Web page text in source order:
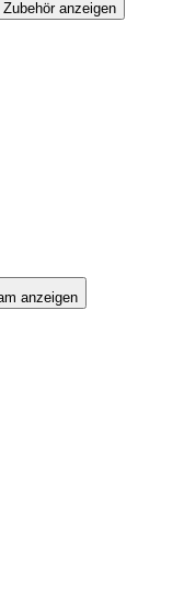
anzeigen
anzeigen